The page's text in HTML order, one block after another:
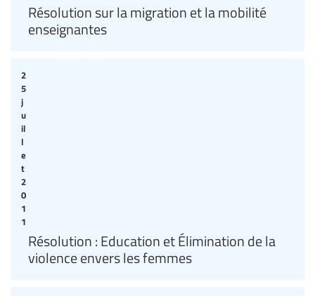
Résolution sur la migration et la mobilité
enseignantes
2
5
j
u
il
l
e
t
2
0
1
1
Résolution : Education et Élimination de la
violence envers les femmes